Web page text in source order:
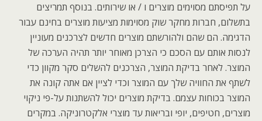
על תפיסתם מסוימים מוצרים ו / או שירותים. בנוסף תמריצים
בתשלום, חברות מחקר שוק מסוימות מציעות מוצרים בחינם עבור
הדגימה. הם שהם ולהורשתם מוצרים חדשים לצרכנים מעוניין
לנסות אותם עם הסכם כי הצרכן מאוחר יותר תהיה הערכה של
המוצר. לאחר בדיקת המוצר, הצרכנים להשלים סקר מקוון כדי
לשתף את החוויה שלך עם המוצר וכדי לציין אם אתה קונה את
המוצר בכוחות עצמם. בדיקת מוצרים יכול להשתנות על-פי ניקוי
מוצרים, חטיפים, יופי ובריאות עד מוצרי אלקטרוניקה. במקרים